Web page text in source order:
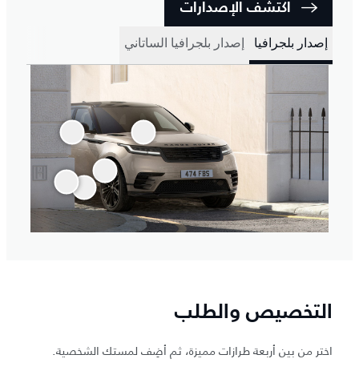
اكتشف الإصدارات
إصدار بلجرافيا إصدار بلجرافيا الساتاني
التخصيص والطلب
اختر من بين أربعة طرازات مميزة، ثم أضِف لمستك الشخصية.